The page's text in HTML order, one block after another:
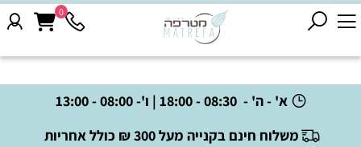
א' - ה' - 08:30 - 18:00 | ו'- 08:00 - 13:00
משלוח חינם בקנייה מעל 300 ₪ כולל אחריות
0